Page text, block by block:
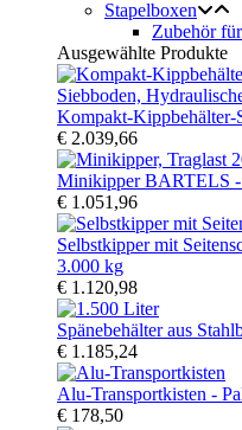
Stapelboxen
Zubehör
Ausgewählte Produkte
Kompakt-Kippbehälter-
€ 2.039,66
Minikipper BARTELS -
€ 1.051,96
Selbstkipper mit
3.000 kg
€ 1.120,98
Spänebehälter aus
€ 1.185,24
Alu-Transportkisten -
€ 178,50